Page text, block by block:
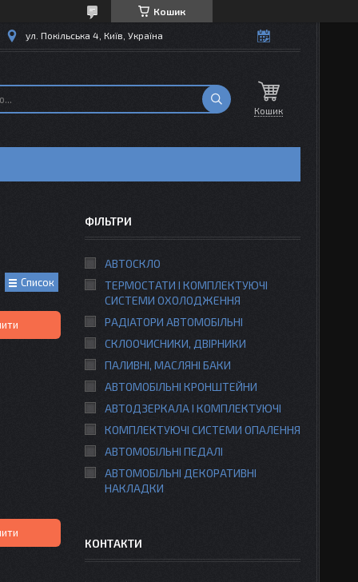
Кошик
ул. Покільська 4, Київ, Україна
Кошик
Список
ФІЛЬТРИ
АВТОСКЛО
ТЕРМОСТАТИ І КОМПЛЕКТУЮЧІ
СИСТЕМИ ОХОЛОДЖЕННЯ
РАДІАТОРИ АВТОМОБІЛЬНІ
СКЛООЧИСНИКИ, ДВІРНИКИ
ПАЛИВНІ, МАСЛЯНІ БАКИ
АВТОМОБІЛЬНІ КРОНШТЕЙНИ
АВТОДЗЕРКАЛА І КОМПЛЕКТУЮЧІ
КОМПЛЕКТУЮЧІ СИСТЕМИ ОПАЛЕННЯ
АВТОМОБІЛЬНІ ПЕДАЛІ
АВТОМОБІЛЬНІ ДЕКОРАТИВНІ
НАКЛАДКИ
КОНТАКТИ